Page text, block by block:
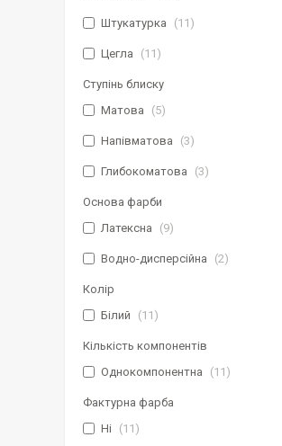
Штукатурка 11
Цегла 11
Ступінь блиску
Матова
5
Напівматова 3
Глибокоматова 3
Основа фарби
Латексна
9
Водно-дисперсійна 2
Колір
Білий
11
Кількість компонентів
Однокомпонентна
11
Фактурна фарба
Ні
11